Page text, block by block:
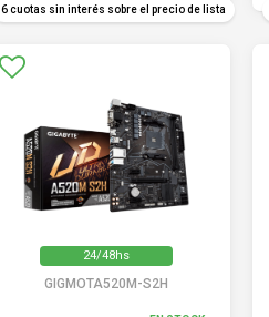
6 cuotas sin interés sobre el precio de lista
24/48hs
GIGMOTA520M-S2H